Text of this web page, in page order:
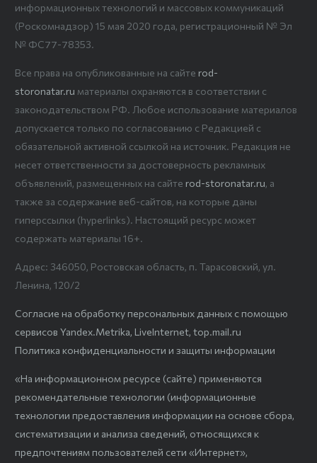
информационных технологий и массовых коммуникаций
(Роскомнадзор) 15 мая 2020 года, регистрационный № Эл
№ ФС77-78353.
Все права на опубликованные на сайте rod-
storonatar.ru материалы охраняются в соответствии с
законодательством РФ. Любое использование материалов
допускается только по согласованию с Редакцией с
обязательной активной ссылкой на источник. Редакция не
несет ответственности за достоверность рекламных
объявлений, размещенных на сайте rod-storonatar.ru, а
также за содержание веб-сайтов, на которые даны
гиперссылки (hyperlinks). Настоящий ресурс может
содержать материалы 16+.
Адрес: 346050, Ростовская область, п. Тарасовский, ул.
Ленина, 120/2
Согласие на обработку персональных данных с помощью
сервисов Yandex.Metrika, LiveInternet, top.mail.ru
Политика конфиденциальности и защиты информации
«На информационном ресурсе (сайте) применяются
рекомендательные технологии (информационные
технологии предоставления информации на основе сбора,
систематизации и анализа сведений, относящихся к
предпочтениям пользователей сети «Интернет»,